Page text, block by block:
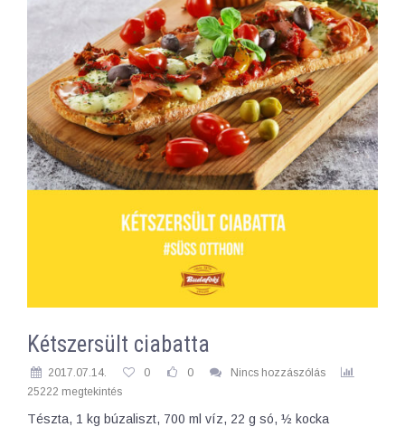
Kétszersült ciabatta
2017.07.14. 0 0
Nincs hozzászólás
25222 megtekintés
Tészta, 1 kg búzaliszt, 700 ml víz, 22 g só, ½ kocka